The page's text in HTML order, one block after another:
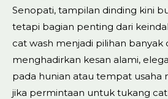
Senopati, tampilan dinding kini
tetapi bagian penting dari
cat wash menjadi pilihan banyak
menghadirkan kesan alami,
pada hunian atau tempat usaha
jika permintaan untuk tukang